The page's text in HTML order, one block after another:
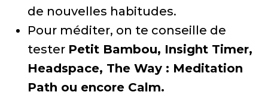
de nouvelles habitudes.
Pour méditer, on te conseille de
tester Petit Bambou, Insight Timer,
Headspace, The Way : Meditation
Path ou encore Calm.